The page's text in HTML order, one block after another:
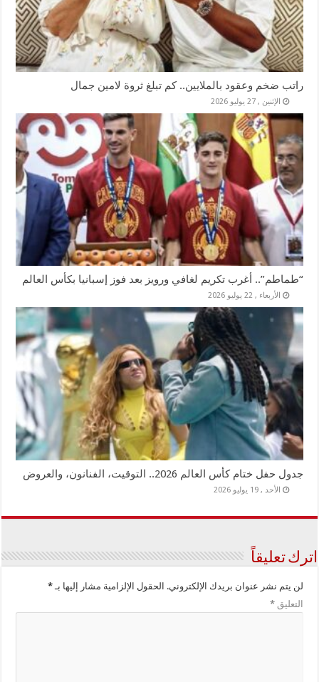
راتب ضخم وعقود بالملايين.. كم تبلغ ثروة لامين جمال
الإثنين , 27 يوليو 2026
“طماطم”.. أغرب تكريم لغافي ورويز بعد فوز إسبانيا بكأس العالم
الأربعاء , 22 يوليو 2026
جدول حفل ختام كأس العالم 2026.. التوقيت، الفنانون، والعروض
الأحد , 19 يوليو 2026
اترك تعليقاً
لن يتم نشر عنوان بريدك الإلكتروني. الحقول الإلزامية مشار إليها بـ*
التعليق*